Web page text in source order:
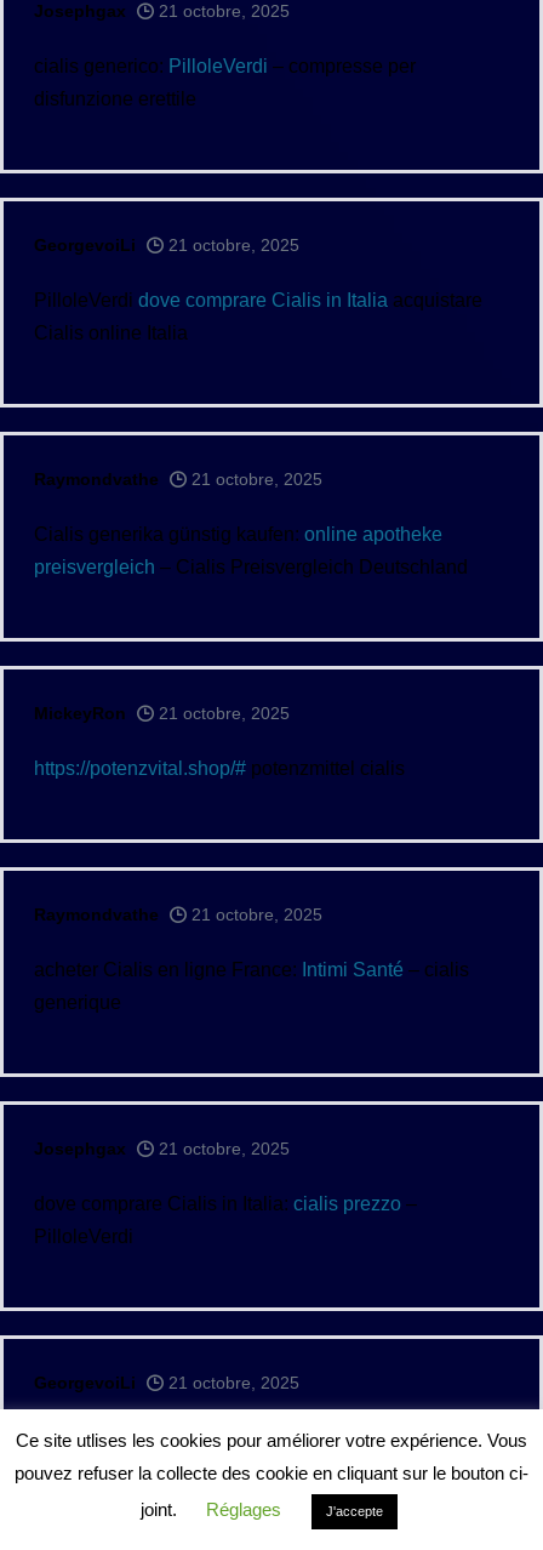
Josephgax 21 octobre, 2025
cialis generico: PilloleVerdi – compresse per
disfunzione erettile
GeorgevoiLi 21 octobre, 2025
PilloleVerdi dove comprare Cialis in Italia acquistare
Cialis online Italia
Raymondvathe 21 octobre, 2025
Cialis generika günstig kaufen: online apotheke
preisvergleich – Cialis Preisvergleich Deutschland
MickeyRon 21 octobre, 2025
https://potenzvital.shop/# potenzmittel cialis
Raymondvathe 21 octobre, 2025
acheter Cialis en ligne France: Intimi Santé – cialis
generique
Josephgax 21 octobre, 2025
dove comprare Cialis in Italia: cialis prezzo –
PilloleVerdi
GeorgevoiLi 21 octobre, 2025
tadalafil sans ordonnanceCialis générique pas cher
cialis generique
Ce site utlises les cookies pour améliorer votre expérience. Vous
pouvez refuser la collecte des cookie en cliquant sur le bouton ci-
joint.
Réglages J'accepte